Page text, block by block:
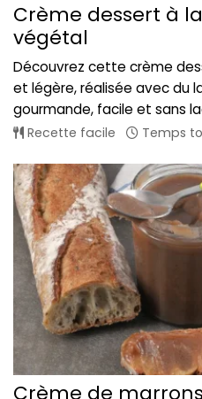
Crème dessert à
végétal
Découvrez cette crème
et légère, réalisée avec du
gourmande, facile et sans
Recette facile Temps